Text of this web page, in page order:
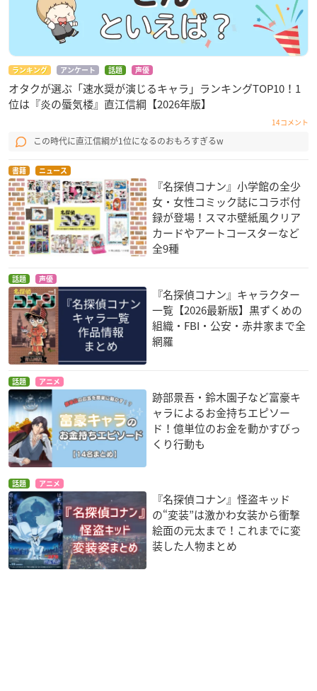
ランキング アンケート 話題 声優
オタクが選ぶ「速水奨が演じるキャラ」ランキングTOP10！1
位は『炎の蜃気楼』直江信綱【2026年版】
14コメント
この時代に直江信綱が1位になるのおもろすぎるw
書籍 ニュース
『名探偵コナン』小学館の全少
女・女性コミック誌にコラボ付
録が登場！スマホ壁紙風クリア
カードやアートコースターなど
全9種
話題 声優
『名探偵コナン』キャラクター
一覧【2026最新版】黒ずくめの
組織・FBI・公安・赤井家まで全
網羅
話題 アニメ
跡部景吾・鈴木園子など富豪キ
ャラによるお金持ちエピソー
ド！億単位のお金を動かすびっ
くり行動も
話題 アニメ
『名探偵コナン』怪盗キッド
の“変装”は激かわ女装から衝撃
絵面の元太まで！これまでに変
装した人物まとめ